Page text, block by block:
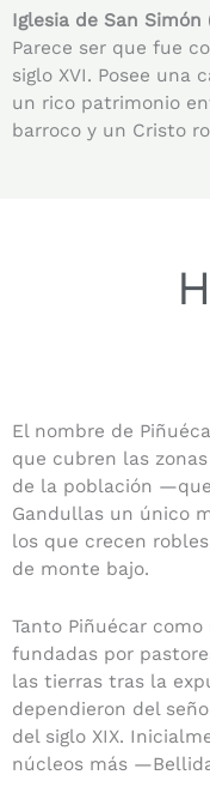
Iglesia de San Simón
Parece ser que fue
siglo XVI. Posee una
un rico patrimonio
barroco y un Cristo
El nombre de
que cubren las
de la población
Gandullas un único
los que crecen
de monte bajo.
Tanto Piñuécar
fundadas por
las tierras tras la
dependieron del
del siglo XIX.
núcleos más